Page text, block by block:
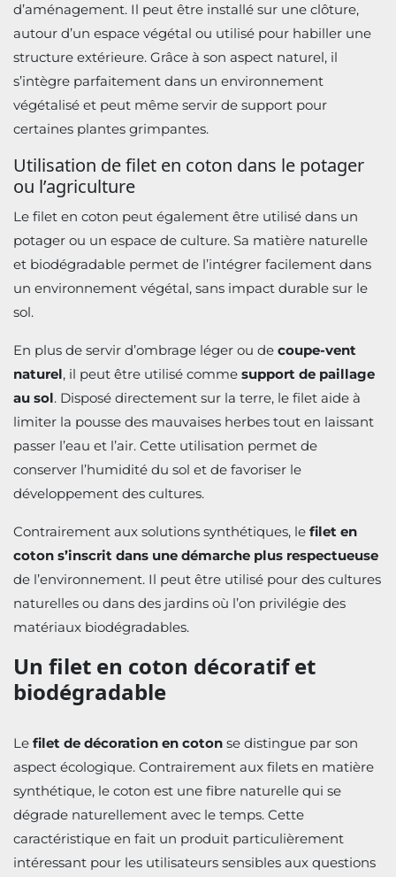
d’aménagement. Il peut être installé sur une clôture,
autour d’un espace végétal ou utilisé pour habiller une
structure extérieure. Grâce à son aspect naturel, il
s’intègre parfaitement dans un environnement
végétalisé et peut même servir de support pour
certaines plantes grimpantes.
Utilisation de filet en coton dans le potager
ou l’agriculture
Le filet en coton peut également être utilisé dans un
potager ou un espace de culture. Sa matière naturelle
et biodégradable permet de l’intégrer facilement dans
un environnement végétal, sans impact durable sur le
sol.
En plus de servir d’ombrage léger ou de coupe-vent
naturel, il peut être utilisé comme support de paillage
au sol. Disposé directement sur la terre, le filet aide à
limiter la pousse des mauvaises herbes tout en laissant
passer l’eau et l’air. Cette utilisation permet de
conserver l’humidité du sol et de favoriser le
développement des cultures.
Contrairement aux solutions synthétiques, le filet en
coton s’inscrit dans une démarche plus respectueuse
de l’environnement. Il peut être utilisé pour des cultures
naturelles ou dans des jardins où l’on privilégie des
matériaux biodégradables.
Un filet en coton décoratif et
biodégradable
Le filet de décoration en coton se distingue par son
aspect écologique. Contrairement aux filets en matière
synthétique, le coton est une fibre naturelle qui se
dégrade naturellement avec le temps. Cette
caractéristique en fait un produit particulièrement
intéressant pour les utilisateurs sensibles aux questions